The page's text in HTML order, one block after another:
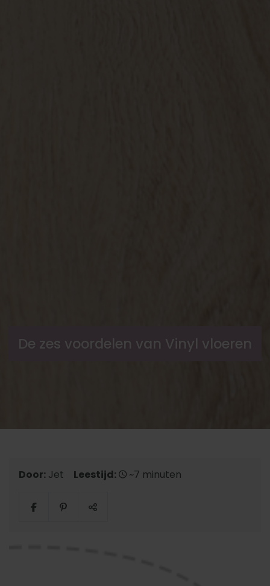
De zes voordelen van Vinyl vloeren
Door: Jet Leestijd: ~7 minuten